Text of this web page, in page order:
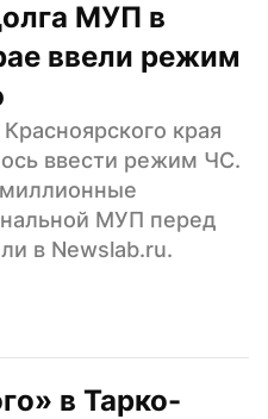
МУП в
ввели режим
края
ввести режим ЧС.
МУП перед
в Newslab.ru.
в Тарко-